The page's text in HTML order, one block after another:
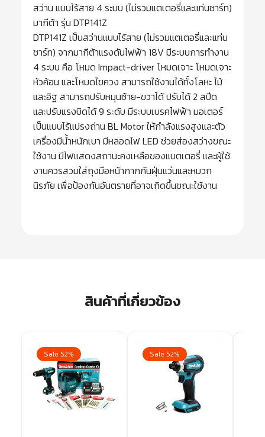
สว่าน แบบไร้สาย 4 ระบบ (ไม่รวมแตเตอรี่และแท่นชาร์ท)
มากีต้า รุ่น DTP141Z
DTP141Z เป็นสว่านแบบไร้สาย (ไม่รวมแตเตอรี่และแท่น
ชาร์ท) จากมากีต้าแรงดันไฟฟ้า 18V มีระบบการทำงาน
4 ระบบ คือ โหมด Impact-driver โหมดเจาะ โหมดเจาะ
หัวค้อน และโหมดไขควง สามารถใช้งานได้ทั้งโลหะ ไม้
และอิฐ สามารถปรับหมุนซ้าย-ขวาได้ ปรับได้ 2 สปีด
และปรับแรงบิดได้ 9 ระดับ มีระบบเบรคไฟฟ้า มอเตอร์
เป็นแบบไร้แปรงถ่าน BL Motor ให้กำลังแรงสูงและตัว
เครื่องมีน้ำหนักเบา มีหลอดไฟ LED ช่วยส่องสว่างขณะ
ใช้งาน มีไฟแสดงสถานะคงเหลือของแบตเตอรี่ และผู้ใช้
งานควรสวมใส่ถุงมือหน้ากากกันฝุ่นแว่นและหมวก
นิรภัย เพื่อป้องกันอันตรายที่อาจเกิดขึ้นขณะใช้งาน
สินค้าที่เกี่ยวข้อง
Sale 52% Sale 52%